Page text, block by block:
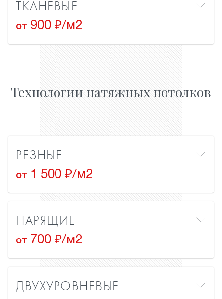
ТКАНЕВЫЕ
от 900 ₽/м2
Технологии натяжных потолков
РЕЗНЫЕ
от 1 500 ₽/м2
ПАРЯЩИЕ
от 700 ₽/м2
ДВУХУРОВНЕВЫЕ